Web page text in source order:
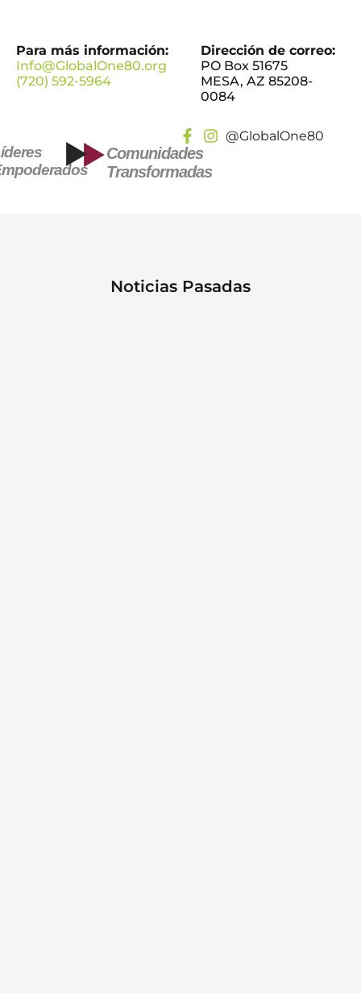
Para más información:
Info@GlobalOne80.org
(720) 592-5964
Dirección de correo:
PO Box 51675
MESA, AZ 85208-
0084
Comunidades
Transformadas
@GlobalOne80
Noticias Pasadas